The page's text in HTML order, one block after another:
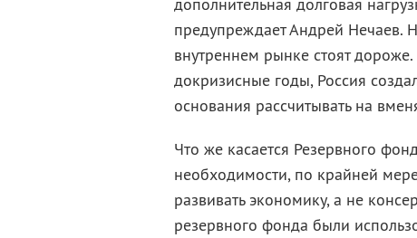
предупреждает Андрей Нечаев.
внутреннем рынке стоят
докризисные годы, Россия
основания рассчитывать на
Что же касается Резервного
необходимости, по крайней
развивать экономику, а не
резервного фонда были